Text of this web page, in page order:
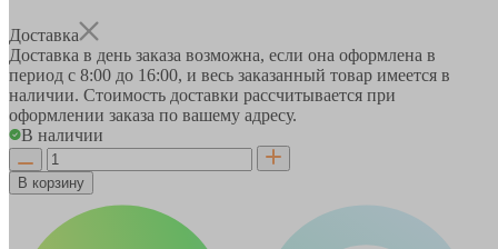
Доставка
Доставка в день заказа возможна, если она оформлена в
период с 8:00 до 16:00, и весь заказанный товар имеется в
наличии. Стоимость доставки рассчитывается при
оформлении заказа по вашему адресу.
В наличии
В корзину